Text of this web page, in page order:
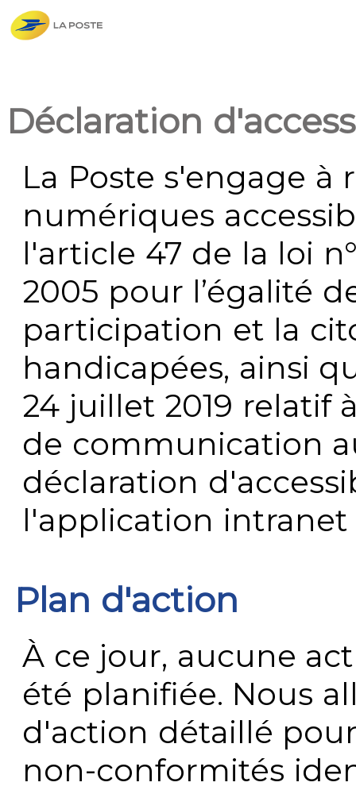
Déclaration
La Poste s'engage à
numériques
l'article 47 de la loi
2005 pour l’égalité
participation et la
handicapées, ainsi
24 juillet 2019 relatif
de communication
déclaration
l'application
Plan d'action
À ce jour, aucune
été planifiée. Nous
d'action détaillé
non-conformités